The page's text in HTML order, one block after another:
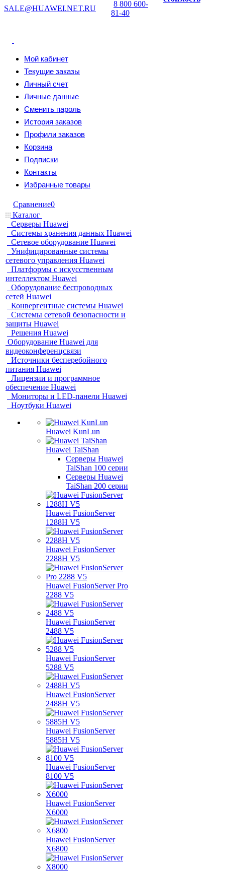
SALE@HUAWEI.NET.RU
8 800 600-
81-40
Мой кабинет
Текущие заказы
Личный счет
Личные данные
Сменить пароль
История заказов
Профили заказов
Корзина
Подписки
Контакты
Избранные товары
Сравнение0
Каталог
Серверы Huawei
Системы хранения данных Huawei
Сетевое оборудование Huawei
Унифицированные системы
сетевого управления Huawei
Платформы с искусственным
интеллектом Huawei
Оборудование беспроводных
сетей Huawei
Конвергентные системы Huawei
Системы сетевой безопасности и
защиты Huawei
Решения Huawei
Оборудование Huawei для
видеоконференцсвязи
Источники бесперебойного
питания Huawei
Лицензии и программное
обеспечение Huawei
Мониторы и LED-панели Huawei
Ноутбуки Huawei
Huawei KunLun
Huawei TaiShan
Серверы Huawei
TaiShan 100 серии
Серверы Huawei
TaiShan 200 серии
Huawei FusionServer
1288H V5
Huawei FusionServer
2288H V5
Huawei FusionServer Pro
2288 V5
Huawei FusionServer
2488 V5
Huawei FusionServer
5288 V5
Huawei FusionServer
2488H V5
Huawei FusionServer
5885H V5
Huawei FusionServer
8100 V5
Huawei FusionServer
X6000
Huawei FusionServer
X6800